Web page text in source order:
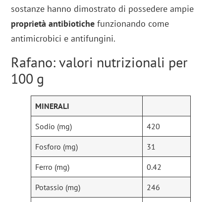
sostanze hanno dimostrato di possedere ampie
proprietà antibiotiche funzionando come
antimicrobici e antifungini.
Rafano: valori nutrizionali per
100 g
MINERALI
Sodio (mg) 420
Fosforo (mg) 31
Ferro (mg) 0.42
Potassio (mg) 246